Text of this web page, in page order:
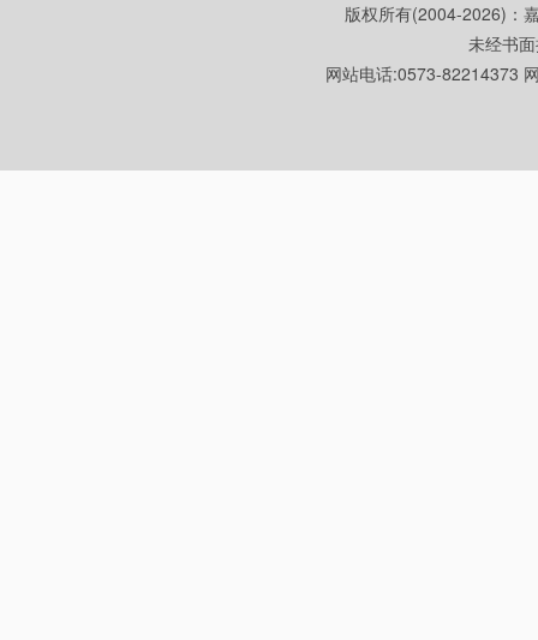
版权所有(2004-2026)：
未经书
网站电话:0573-82214373